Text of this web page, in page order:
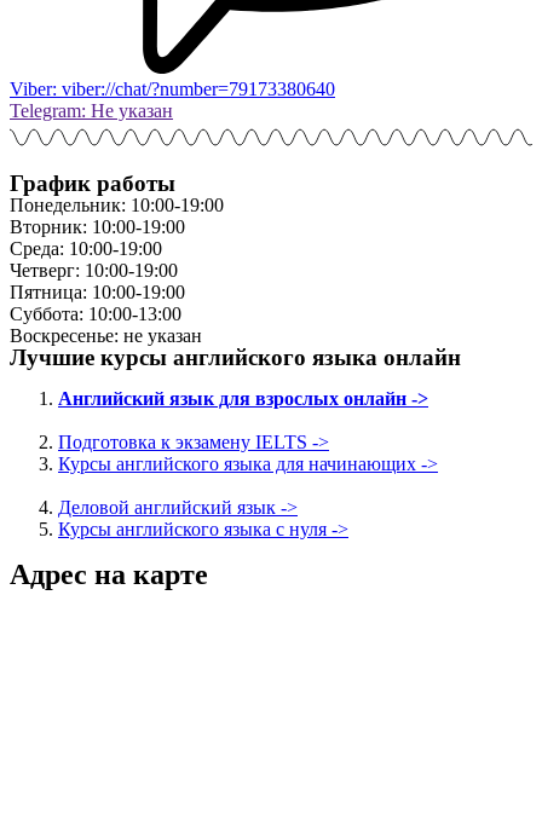
Viber: viber://chat/?number=79173380640
Telegram: Не указан
График работы
Понедельник: 10:00-19:00
Вторник: 10:00-19:00
Среда: 10:00-19:00
Четверг: 10:00-19:00
Пятница: 10:00-19:00
Суббота: 10:00-13:00
Воскресенье: не указан
Лучшие курсы английского языка онлайн
Английский язык для взрослых онлайн ->
Подготовка к экзамену IELTS ->
Курсы английского языка для начинающих ->
Деловой английский язык ->
Курсы английского языка с нуля ->
Адрес на карте